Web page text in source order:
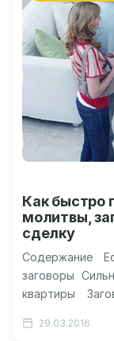
Как быстро
молитвы,
сделку
Содержание
заговоры
квартиры
29.03.2016